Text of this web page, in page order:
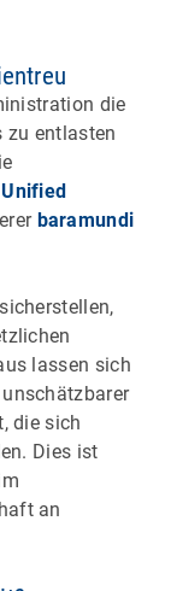
die
zu entlasten
Unified
baramundi
lassen sich
die sich
Dies ist
an